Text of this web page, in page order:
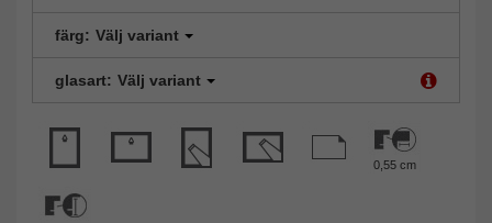
färg: Välj variant
glasart: Välj variant
0,55 cm